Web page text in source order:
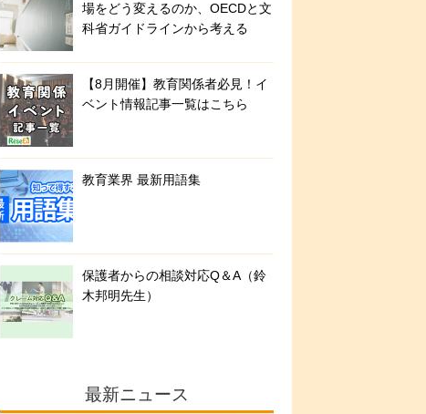
場をどう変えるのか、OECDと文
科省ガイドラインから考える
【8月開催】教育関係者必見！イ
ベント情報記事一覧はこちら
教育業界 最新用語集
保護者からの相談対応Q＆A（鈴
木邦明先生）
最新ニュース